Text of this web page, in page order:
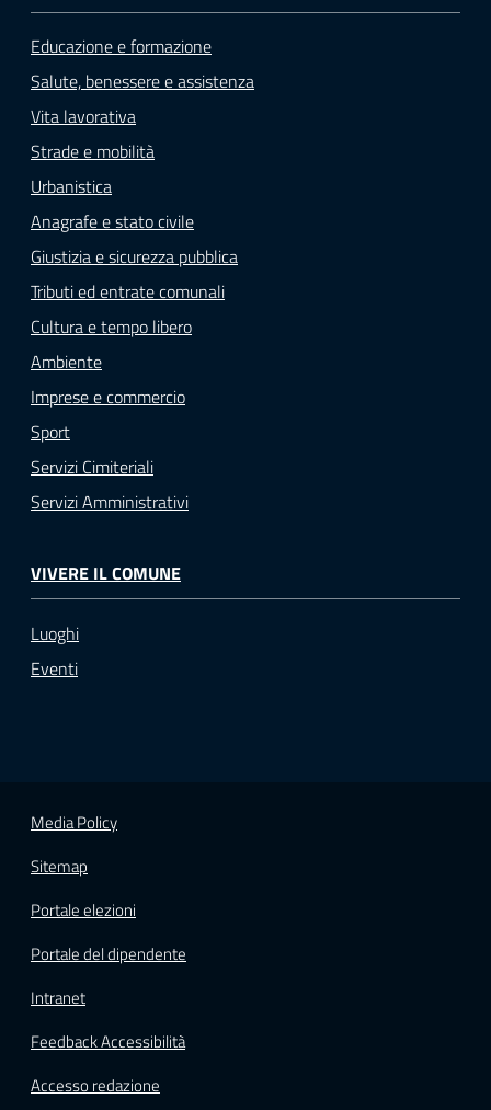
Educazione e formazione
Salute, benessere e assistenza
Vita lavorativa
Strade e mobilità
Urbanistica
Anagrafe e stato civile
Giustizia e sicurezza pubblica
Tributi ed entrate comunali
Cultura e tempo libero
Ambiente
Imprese e commercio
Sport
Servizi Cimiteriali
Servizi Amministrativi
VIVERE IL COMUNE
Luoghi
Eventi
Media Policy
Sitemap
Portale elezioni
Portale del dipendente
Intranet
Feedback Accessibilità
Accesso redazione